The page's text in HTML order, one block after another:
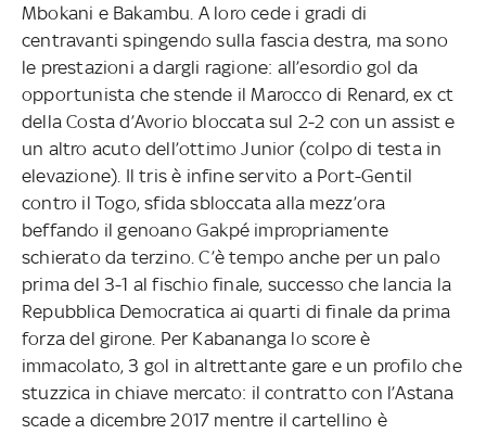
Mbokani e Bakambu. A loro cede i gradi di
centravanti spingendo sulla fascia destra, ma sono
le prestazioni a dargli ragione: all’esordio gol da
opportunista che stende il Marocco di Renard, ex ct
della Costa d’Avorio bloccata sul 2-2 con un assist e
un altro acuto dell’ottimo Junior (colpo di testa in
elevazione). Il tris è infine servito a Port-Gentil
contro il Togo, sfida sbloccata alla mezz’ora
beffando il genoano Gakpé impropriamente
schierato da terzino. C’è tempo anche per un palo
prima del 3-1 al fischio finale, successo che lancia la
Repubblica Democratica ai quarti di finale da prima
forza del girone. Per Kabananga lo score è
immacolato, 3 gol in altrettante gare e un profilo che
stuzzica in chiave mercato: il contratto con l’Astana
scade a dicembre 2017 mentre il cartellino è